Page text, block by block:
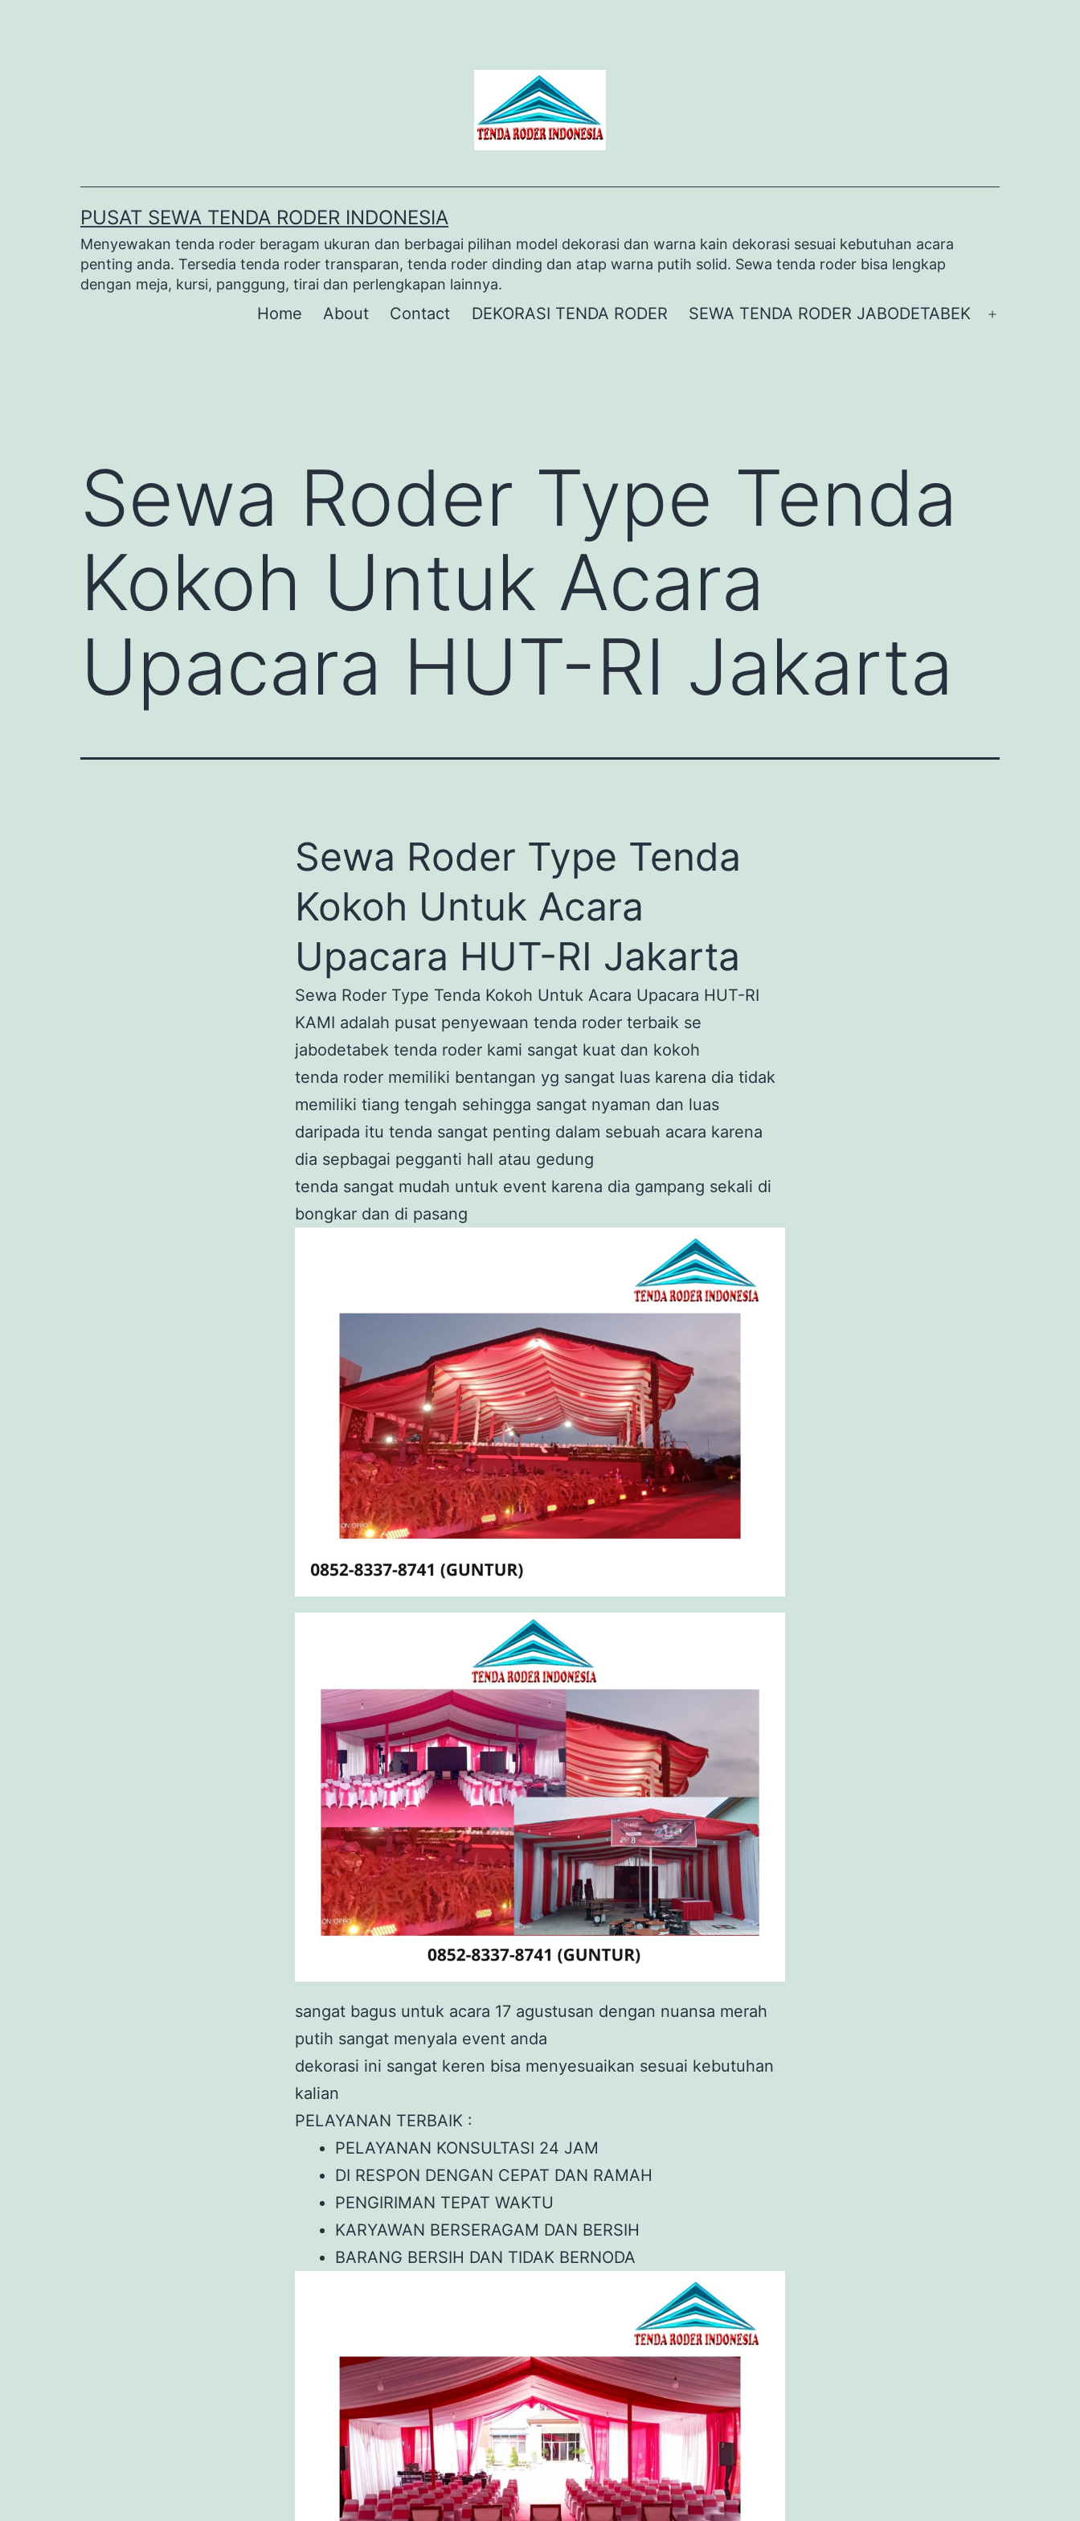
PUSAT SEWA TENDA RODER INDONESIA
Menyewakan tenda roder beragam ukuran dan berbagai pilihan model dekorasi dan warna kain dekorasi sesuai kebutuhan acara
penting anda. Tersedia tenda roder transparan, tenda roder dinding dan atap warna putih solid. Sewa tenda roder bisa lengkap
dengan meja, kursi, panggung, tirai dan perlengkapan lainnya.
Home About Contact DEKORASI TENDA RODER SEWA TENDA RODER JABODETABEK
Sewa Roder Type Tenda
Kokoh Untuk Acara
Upacara HUT-RI Jakarta
Sewa Roder Type Tenda
Kokoh Untuk Acara
Upacara HUT-RI Jakarta
Sewa Roder Type Tenda Kokoh Untuk Acara Upacara HUT-RI
KAMI adalah pusat penyewaan tenda roder terbaik se
jabodetabek tenda roder kami sangat kuat dan kokoh
tenda roder memiliki bentangan yg sangat luas karena dia tidak
memiliki tiang tengah sehingga sangat nyaman dan luas
daripada itu tenda sangat penting dalam sebuah acara karena
dia sepbagai pegganti hall atau gedung
tenda sangat mudah untuk event karena dia gampang sekali di
bongkar dan di pasang
sangat bagus untuk acara 17 agustusan dengan nuansa merah
putih sangat menyala event anda
dekorasi ini sangat keren bisa menyesuaikan sesuai kebutuhan
kalian
PELAYANAN TERBAIK :
PELAYANAN KONSULTASI 24 JAM
DI RESPON DENGAN CEPAT DAN RAMAH
PENGIRIMAN TEPAT WAKTU
KARYAWAN BERSERAGAM DAN BERSIH
BARANG BERSIH DAN TIDAK BERNODA